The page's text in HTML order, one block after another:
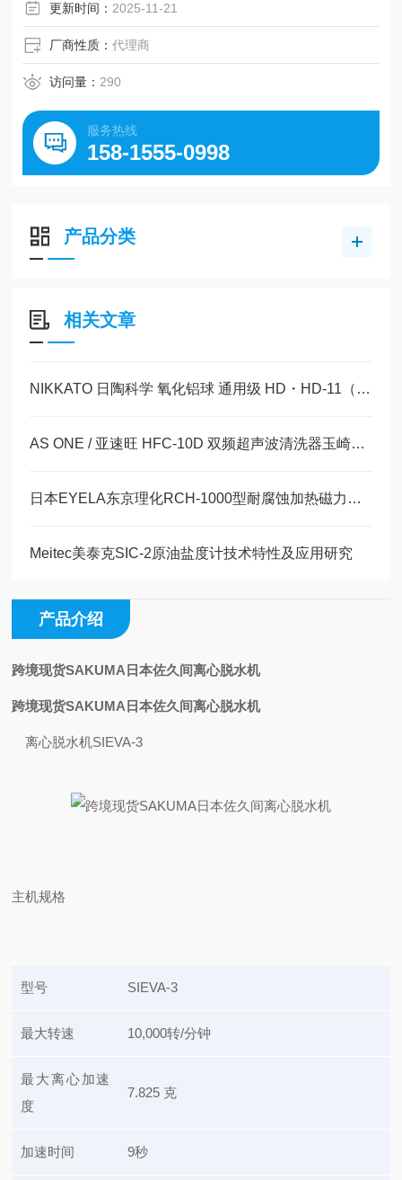
更新时间： 2025-11-21
厂商性质：代理商
访问量： 290
服务热线
158-1555-0998
产品分类
相关文章
NIKKATO 日陶科学 氧化铝球 通用级 HD・HD‑11（Al₂O₃ 93%）玉科现货
AS ONE / 亚速旺 HFC-10D 双频超声波清洗器玉崎科学原装现货
日本EYELA东京理化RCH-1000型耐腐蚀加热磁力搅拌器技术特性及应用研究
Meitec美泰克SIC-2原油盐度计技术特性及应用研究
产品介绍
跨境现货SAKUMA日本佐久间离心脱水机
跨境现货SAKUMA日本佐久间离心脱水机
离心脱水机SIEVA-3
主机规格
型号 SIEVA-3
最大转速 10,000转/分钟
最大离心加速
度
7.825 克
加速时间 9秒